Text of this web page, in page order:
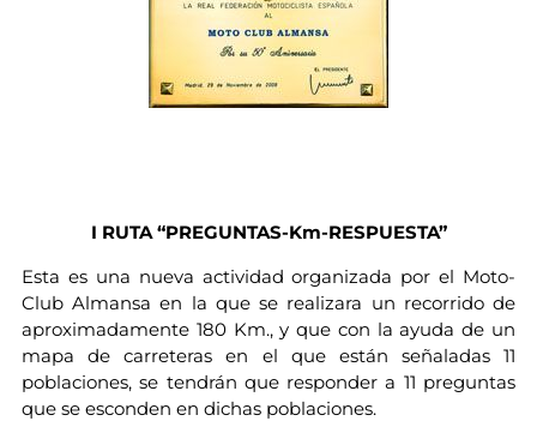
I RUTA “PREGUNTAS-Km-RESPUESTA”
Esta es una nueva actividad organizada por el Moto-
Club Almansa en la que se realizara un recorrido de
aproximadamente 180 Km., y que con la ayuda de un
mapa de carreteras en el que están señaladas 11
poblaciones, se tendrán que responder a 11 preguntas
que se esconden en dichas poblaciones.